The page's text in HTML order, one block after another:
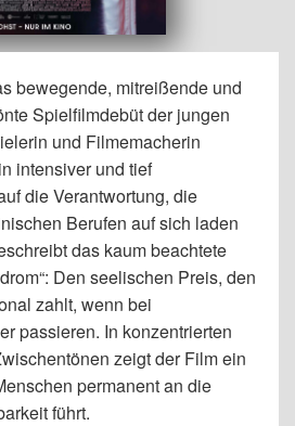
bewegende, mitreißende und
Spielfilmdebüt der jungen
und Filmemacherin
intensiver und tief
die Verantwortung, die
Berufen auf sich laden
das kaum beachtete
Den seelischen Preis, den
zahlt, wenn bei
passieren. In konzentrierten
zeigt der Film ein
permanent an die
führt.